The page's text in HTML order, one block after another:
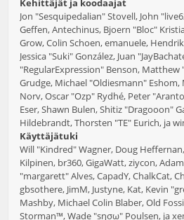
Kehittäjät ja koodaajat
Jon "Sesquipedalian" Stovell, John
Geffen, Antechinus, Bjoern "Bloc"
Grow, Colin Schoen, emanuele,
Jessica "Suki" González, Juan
"RegularExpression" Benson, Matthew
Grudge, Michael "Oldiesmann"
Norv, Oscar "Ozp" Rydhé, Peter
Eser, Shawn Bulen, Shitiz "Dragooon"
Hildebrandt, Thorsten "TE" Eurich, ja
Käyttäjätuki
Will "Kindred" Wagner, Doug
Kilpinen, br360, GigaWatt, ziycon,
"margarett" Alves, CapadY, ChalkCat,
gbsothere, JimM, Justyne, Kat, Kevin
Mashby, Michael Colin Blaber, Old
Storman™, Wade "sησω" Poulsen, ja